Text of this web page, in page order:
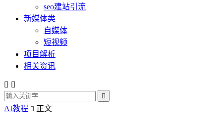
seo建站引流
新媒体类
自媒体
短视频
项目解析
相关资讯
 

AI教程  正文